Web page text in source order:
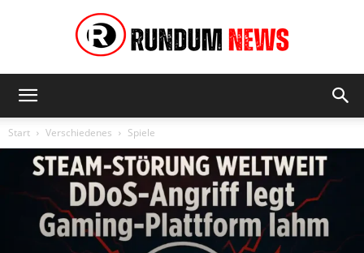
Start Verschiedenes Spiele